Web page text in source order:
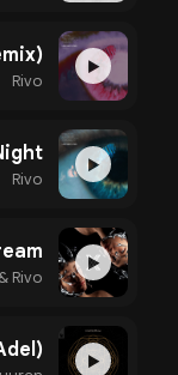
▶
Rivo
▶
Rivo
▶
Rivo
▶